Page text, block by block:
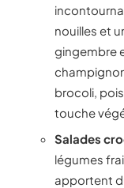
nouilles et
gingembre
brocoli,
touche
Salades
légumes
apportent